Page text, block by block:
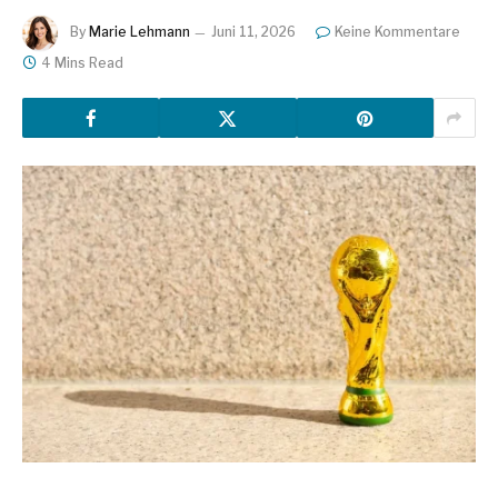
By Marie Lehmann Juni 11, 2026
Keine Kommentare
4 Mins Read